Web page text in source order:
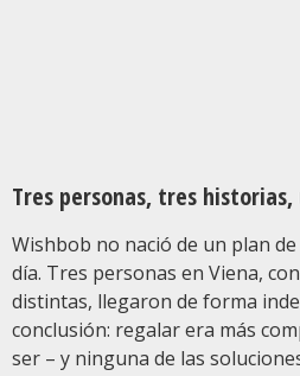
Tres personas, tres historias,
Wishbob no nació de un plan
día. Tres personas en Viena,
distintas, llegaron de forma
conclusión: regalar era más
ser – y ninguna de las